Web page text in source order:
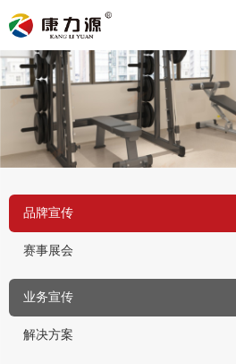
品牌宣传
赛事展会
业务宣传
解决方案